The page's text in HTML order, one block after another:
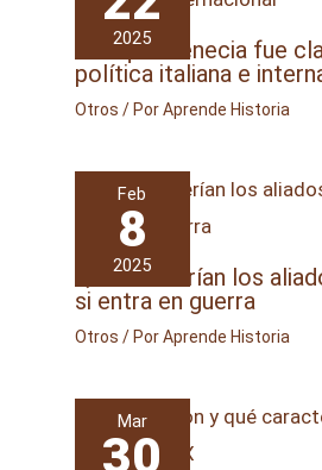
2025
Por qué Venecia fue
política italiana e
Otros / PorAprende Historia
Feb
8
2025
Quiénes serían los
si entra en guerra
Otros / PorAprende Historia
Mar
30